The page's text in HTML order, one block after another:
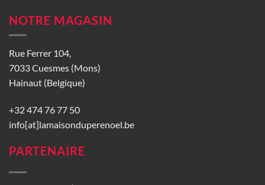
NOTRE MAGASIN
Rue Ferrer 104,
7033 Cuesmes (Mons)
Hainaut (Belgique)
+32 474 76 77 50
info[at]lamaisonduperenoel.be
PARTENAIRE